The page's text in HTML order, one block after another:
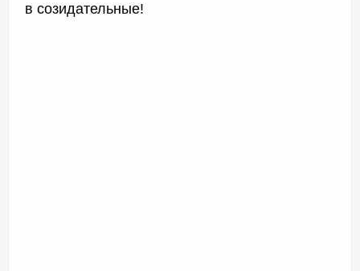
в созидательные!